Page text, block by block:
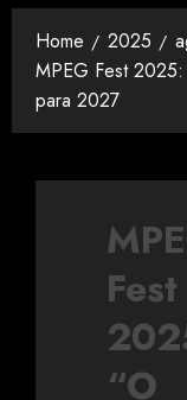
Home 2025
MPEG Fest
para 2027
Fest
“O